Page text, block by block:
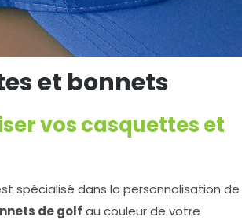
et bonnets
vos casquettes et
spécialisé dans la personnalisation de
de golf au couleur de votre